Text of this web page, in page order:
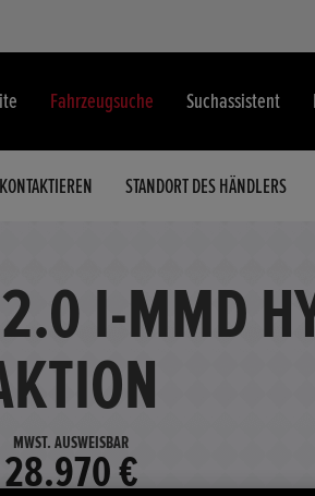
Fahrzeugsuche Suchassistent
STANDORT DES HÄNDLERS
I-MMD
MWST. AUSWEISBAR
28.970 €